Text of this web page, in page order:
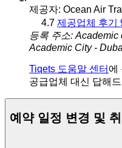
제공자: Ocean Air
4.7 제공업체 후기
등록 주소:
Academic City -
Tiqets 도움말 센터 에
공급업체 대신 답해
예약 일정 변경 및